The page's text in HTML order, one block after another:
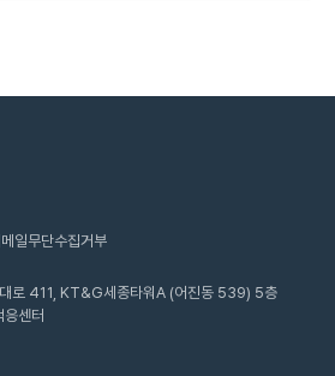
일무단수집거부
로 411, KT&G세종타워A (어진동 539) 5층
센터